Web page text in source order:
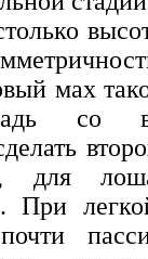
мах
со
При